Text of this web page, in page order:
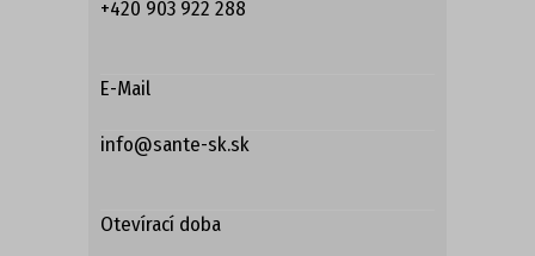
+420 903 922 288
E-Mail
info@sante-sk.sk
Otevírací doba